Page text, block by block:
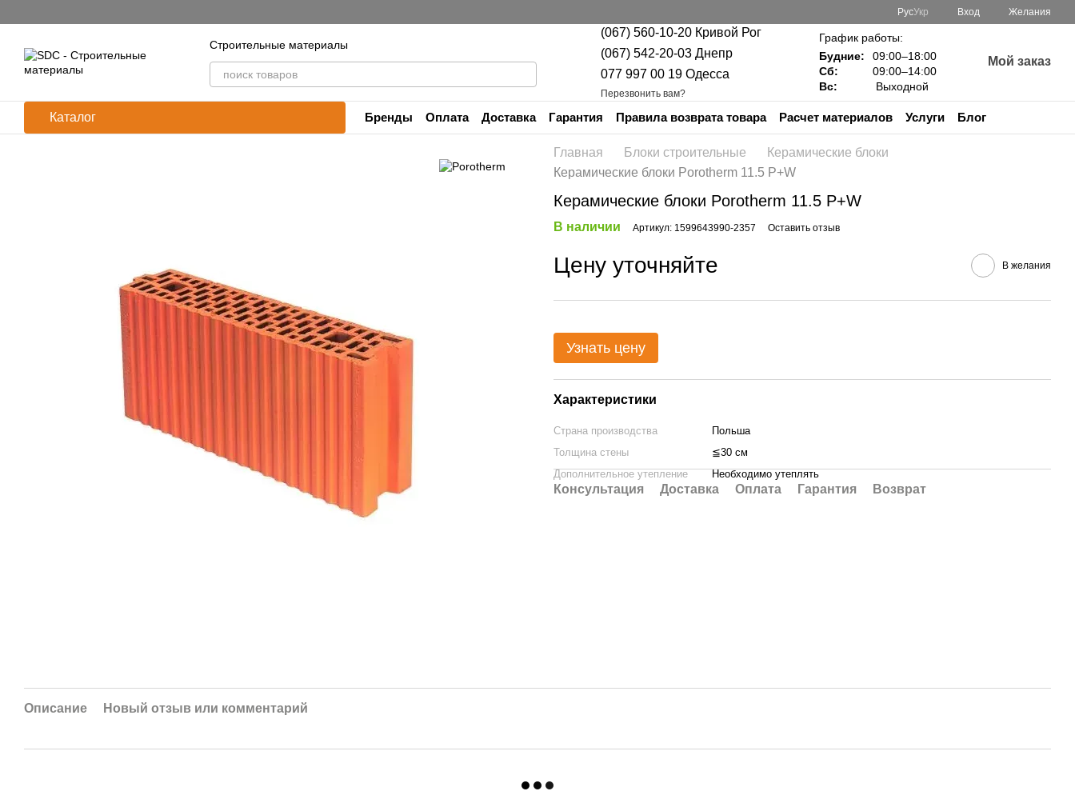
РусУкр Вход Желания
Строительные материалы
(067) 560-10-20 Кривой Рог
(067) 542-20-03 Днепр
077 997 00 19 Одесса
Перезвонить вам?
График работы:
Будние:
09:00–18:00
Сб:
09:00–14:00
Вс:
Выходной
Мой заказ
Каталог Бренды Оплата Доставка Гарантия Правила возврата товара Расчет материалов Услуги
Блог
Контакты
Главная
Блоки строительные
Керамические блоки
Керамические блоки Porotherm 11.5 P+W
Керамические блоки Porotherm 11.5 P+W
В наличии Артикул: 1599643990-2357 Оставить отзыв
Цену уточняйте В желания
Узнать цену
Характеристики
Страна производства
Польша
Толщина стены
≦30 см
Дополнительное утепление
Необходимо утеплять
Консультация Доставка Оплата Гарантия Возврат
Описание Новый отзыв или комментарий